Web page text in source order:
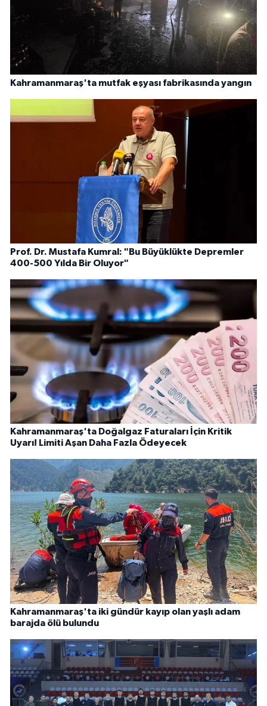
Kahramanmaraş'ta mutfak eşyası fabrikasında yangın
Prof. Dr. Mustafa Kumral: "Bu Büyüklükte Depremler
400-500 Yılda Bir Oluyor"
Kahramanmaraş'ta Doğalgaz Faturaları İçin Kritik
Uyarı! Limiti Aşan Daha Fazla Ödeyecek
Kahramanmaraş'ta iki gündür kayıp olan yaşlı adam
barajda ölü bulundu